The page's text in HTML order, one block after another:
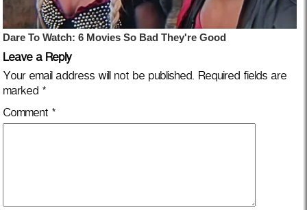
Leave a Reply
Your email address will not be published. Required fields are
marked *
Comment *